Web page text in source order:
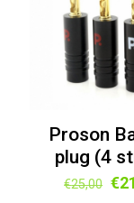
Proson
plug (4
€25,00 €